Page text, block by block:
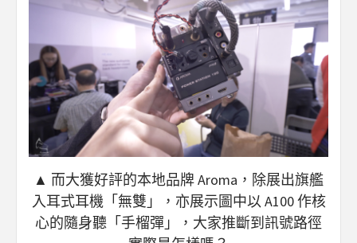
▲ 而大獲好評的本地品牌 Aroma，除展出旗艦
入耳式耳機「無雙」，亦展示圖中以 A100 作核
心的隨身聽「手榴彈」，大家推斷到訊號路徑